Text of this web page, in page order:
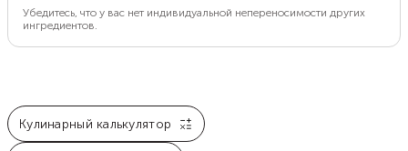
Убедитесь, что у вас нет индивидуальной непереносимости других
ингредиентов.
Кулинарный калькулятор